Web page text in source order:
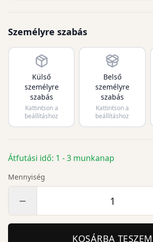
Személyre szabás
Külső
személyre
szabás
Kattintson a
beállításhoz
Belső
személyre
szabás
Kattintson a
beállításhoz
Átfutási idő: 1 - 3 munkanap
Mennyiség
−
KOSÁRBA TESZEM